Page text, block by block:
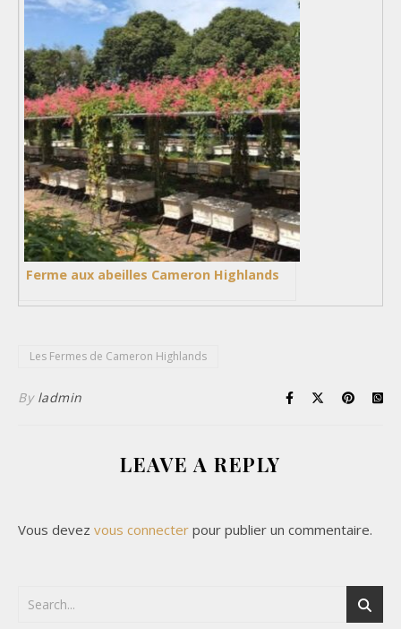
Ferme aux abeilles Cameron Highlands
Les Fermes de Cameron Highlands
By ladmin
LEAVE A REPLY
Vous devez vous connecter pour publier un commentaire.